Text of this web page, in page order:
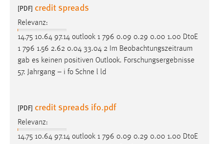
[PDF] credit spreads
Relevanz:
14.75 10.64 97.14 outlook 1 796 0.09 0.29 0.00 1.00 DtoE
1 796 1.56 2.62 0.04 33.04 2 Im Beobachtungszeitraum
gab es keinen positiven Outlook. Forschungsergebnisse
57. Jahrgang – i fo Schne l ld
[PDF] credit spreads ifo.pdf
Relevanz:
14.75 10.64 97.14 outlook 1 796 0.09 0.29 0.00 1.00 DtoE